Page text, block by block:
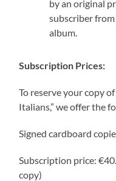
by an original
subscriber
album.
Subscription Prices:
To reserve your copy
Italians,” we offer the
Signed cardboard
Subscription price:
copy)